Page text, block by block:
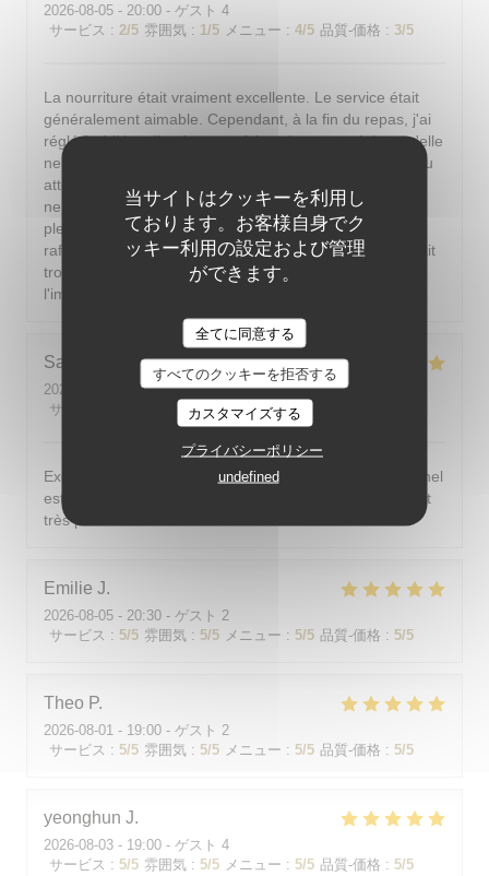
当サイトはクッキーを利用し
ております。お客様自身でク
ッキー利用の設定および管理
ができます。
全てに同意する
すべてのクッキーを拒否する
カスタマイズする
プライバシーポリシー
undefined
2026-08-05 - 20:00 - ゲスト 4
サービス : 2/5 雰囲気 : 1/5 メニュー : 4/5 品質-価格 : 3/5
La nourriture était vraiment excellente. Le service était
généralement aimable. Cependant, à la fin du repas, j'ai
réglé l'addition discrètement à la caisse pour éviter qu'elle
ne soit présentée à table. Or, en partant, un serveur peu
attentionné est venu encaisser et, après le malentendu,
ne s'est même pas excusé correctement. De plus, en
plein été parisien, il est indispensable de pouvoir se
rafraîchir ; si la climatisation n'est pas possible, il faudrait
trouver une autre solution. J'aimerais dîner sans avoir
l'impression d'être dans un sauna.
Sarah-Lou
2026-08-03
- 19:30 - ゲスト 4
サービス
: 5/5 メニュー: 5
Excellent ! Tout est délicieux, bien présentés, le personnel
est vraiment au top : accueillant, souriant, attentionné et
très professionnel. Je recommande sans hésiter !
Emilie J
2026-08-05 - 20:30 - ゲスト 2
サービス : 5/5 雰囲気 : 5/5 メニュー : 5/5 品質-価格 : 5/5
Theo P
2026-08-01 - 19:00 - ゲスト 2
サービス : 5/5 雰囲気 : 5/5 メニュー : 5/5 品質-価格 : 5/5
yeonghun J
2026-08-03 - 19:00 - ゲスト 4
サービス : 5/5 雰囲気 : 5/5 メニュー : 5/5 品質-価格 : 5/5